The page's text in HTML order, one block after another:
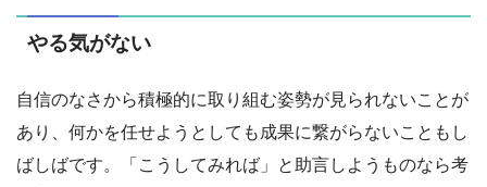
やる気がない
自信のなさから積極的に取り組む姿勢が見られないことが
あり、何かを任せようとしても成果に繋がらないこともし
ばしばです。「こうしてみれば」と助言しようものなら考